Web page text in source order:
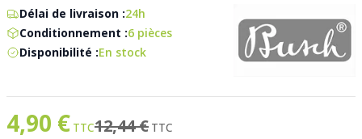
Délai de livraison :24h
Conditionnement :6 pièces
Disponibilité :En stock
Prix spécial
4,90 € Ancien prix
12,44 €